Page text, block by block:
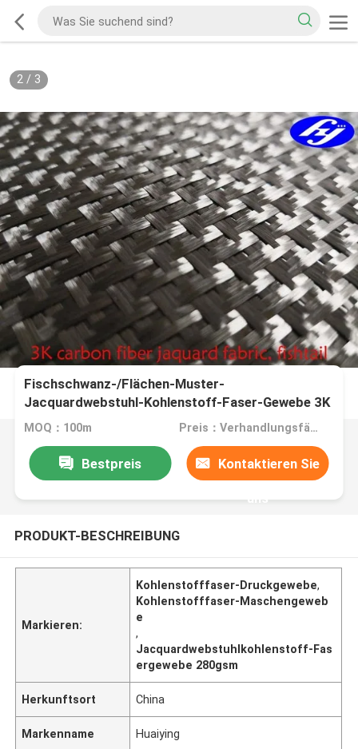
2/ 3
Fischschwanz-/Flächen-Muster-
Jacquardwebstuhl-Kohlenstoff-Faser-Gewebe 3K
für Lamborghini
MOQ：100m Preis：Verhandlungsfähig
Bestpreis Kontaktieren Sie
uns
PRODUKT-BESCHREIBUNG
Markieren:
Kohlenstofffaser-Druckgewebe,
Kohlenstofffaser-Maschengeweb
e
,
Jacquardwebstuhlkohlenstoff-Fas
ergewebe 280gsm
Herkunftsort China
Markenname Huaiying